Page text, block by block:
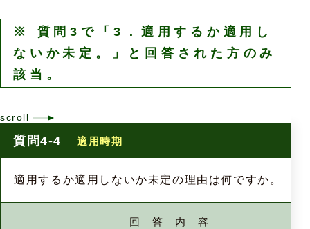
※ 質問3で「3．適用するか適用し
ないか未定。」と回答された方のみ
該当。
質問4-4 適用時期
適用するか適用しないか未定の理由は何ですか。
回 答 内 容